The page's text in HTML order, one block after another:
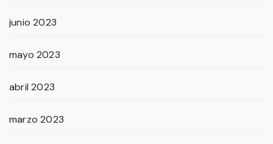
junio 2023
mayo 2023
abril 2023
marzo 2023